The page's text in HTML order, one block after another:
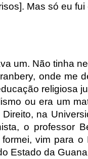
Mas só eu fui
um. Não tinha
onde me
religiosa
ou era um
na
o professor
vim para
Estado da